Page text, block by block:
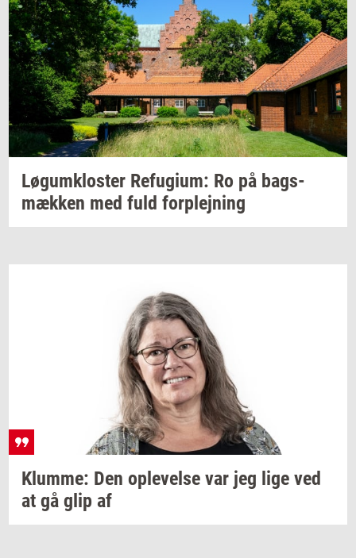
Løgum­klo­ster Re­fu­gi­um: Ro på bags­
mæk­ken med fuld for­plej­ning
Klum­me: Den op­le­vel­se var jeg lige ved
at gå glip af